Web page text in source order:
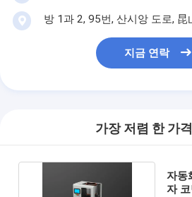
방 1과 2, 95번, 산시앙 도로, 昆
지금 연락
가장 저렴 한 가
자동
자